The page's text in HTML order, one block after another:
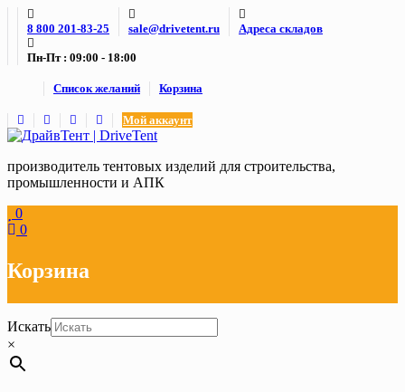
Skip
content
8 800 201-83-25 sale@drivetent.ru Адреса складов
Пн-Пт : 09:00 - 18:00
Список желаний Корзина
Мой аккаунт
производитель тентовых изделий для строительства,
промышленности и АПК
0
0
Корзина
Искать
×